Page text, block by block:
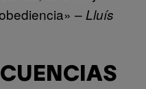
– Lluís